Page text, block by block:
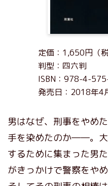
定価：1,650円（税
判型：四六判
ISBN：978-4-
発売日：2018年4
男はなぜ、刑事をやめ
手を染めたのか――。
するために集まった男
がきっかけで警察をや